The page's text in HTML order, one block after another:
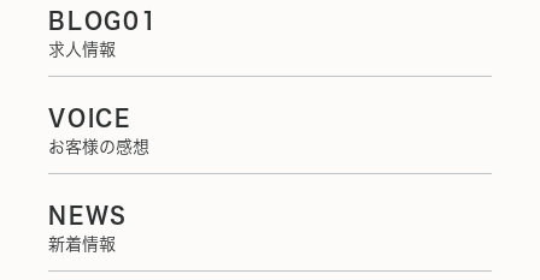
BLOG01
求人情報
VOICE
お客様の感想
NEWS
新着情報